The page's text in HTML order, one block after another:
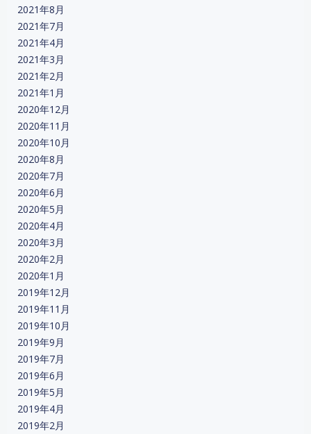
2021年8月
2021年7月
2021年4月
2021年3月
2021年2月
2021年1月
2020年12月
2020年11月
2020年10月
2020年8月
2020年7月
2020年6月
2020年5月
2020年4月
2020年3月
2020年2月
2020年1月
2019年12月
2019年11月
2019年10月
2019年9月
2019年7月
2019年6月
2019年5月
2019年4月
2019年2月